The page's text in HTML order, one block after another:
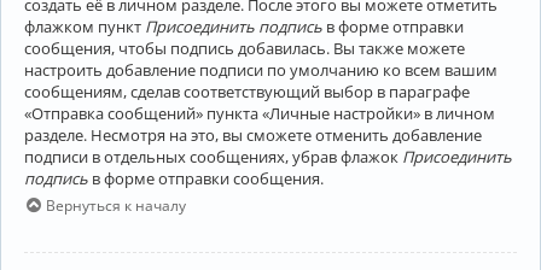
флажком пункт Присоединить подпись в форме отправки
сообщения, чтобы подпись добавилась. Вы также можете
настроить добавление подписи по умолчанию ко всем вашим
сообщениям, сделав соответствующий выбор в параграфе
«Отправка сообщений» пункта «Личные настройки» в личном
разделе. Несмотря на это, вы сможете отменить добавление
подписи в отдельных сообщениях, убрав флажок Присоединить
подпись в форме отправки сообщения.
Вернуться к началу